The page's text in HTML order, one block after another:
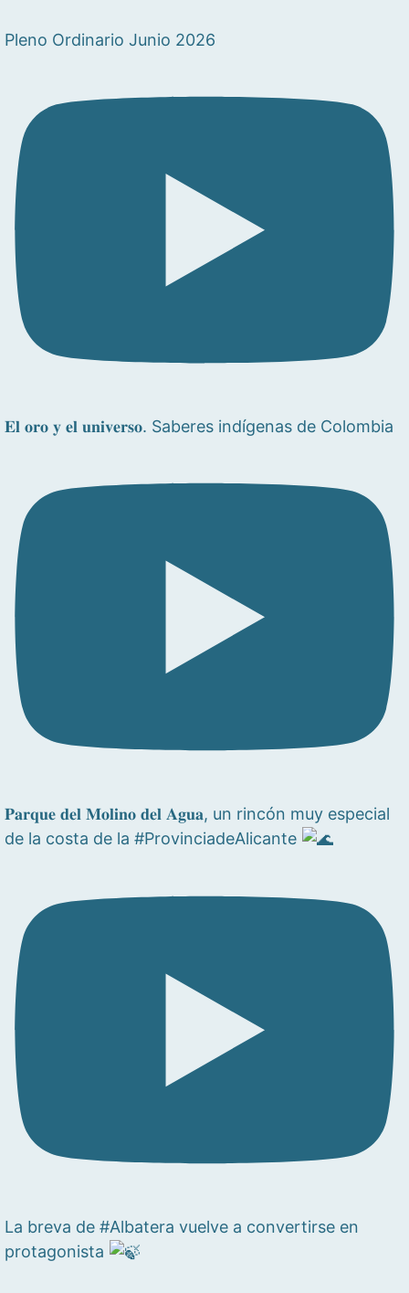
Pleno Ordinario Junio 2026
𝐄𝐥 𝐨𝐫𝐨 𝐲 𝐞𝐥 𝐮𝐧𝐢𝐯𝐞𝐫𝐬𝐨. Saberes indígenas de Colombia
𝐏𝐚𝐫𝐪𝐮𝐞 𝐝𝐞𝐥 𝐌𝐨𝐥𝐢𝐧𝐨 𝐝𝐞𝐥 𝐀𝐠𝐮𝐚, un rincón muy especial
de la costa de la #ProvinciadeAlicante
La breva de #Albatera vuelve a convertirse en
protagonista